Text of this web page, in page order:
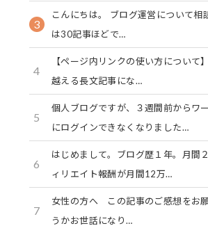
3
こんにちは。 ブログ運営について相
は30記事ほどで…
4
【ページ内リンクの使い方について
越える長文記事にな…
5
個人ブログですが、３週間前からワ
にログインできなくなりました…
6
はじめまして。ブログ歴１年。月間
ィリエイト報酬が月間12万…
7
女性の方へ この記事のご感想をお
うかお世話になり…